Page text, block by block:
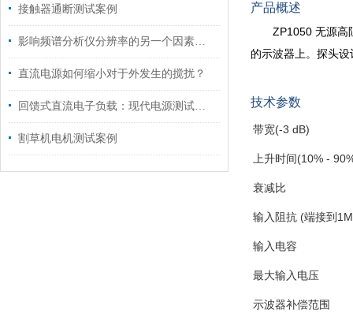
接触器通断测试案例
影响频谱分析仪分辨率的另一个因素是本地振荡器的频率稳定度
直流电源如何缩小对于外发生的搅扰？
回馈式直流电子负载：现代电源测试与调试的得力助手
割草机电机测试案例
产品概述
ZP1050 无源高
的示波器上。探头
技术参数
带宽(-3 dB)
上升时间(10% -
衰减比
输入阻抗 (端接到
输入电容
最大输入电压
示波器补偿范围